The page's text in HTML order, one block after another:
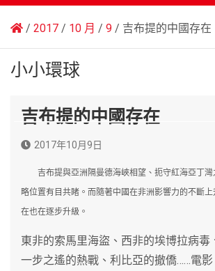
2017 10 月 9 吉布提的中國存在
小小環球
吉布提的中國存在
2017年10月9日
吉布提與亞洲隔曼德海峽相望、扼守紅海亞丁灣
略位置有目共睹。而隨著中國在非洲影響力的不斷
在也在逐步升級。
東非的索馬里海盜、西非的埃博拉病毒
一步之遙的熱戰、利比亞的撤僑……電